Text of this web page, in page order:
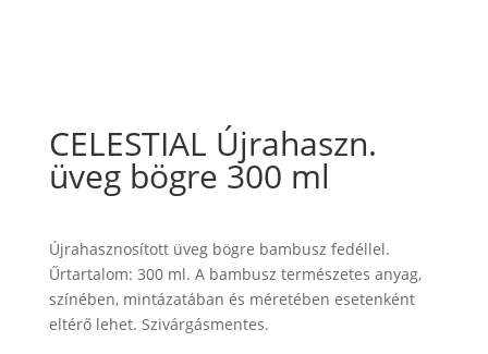
CELESTIAL Újrahaszn.
üveg bögre 300 ml
Újrahasznosított üveg bögre bambusz fedéllel.
Űrtartalom: 300 ml. A bambusz természetes anyag,
színében, mintázatában és méretében esetenként
eltérő lehet. Szivárgásmentes.